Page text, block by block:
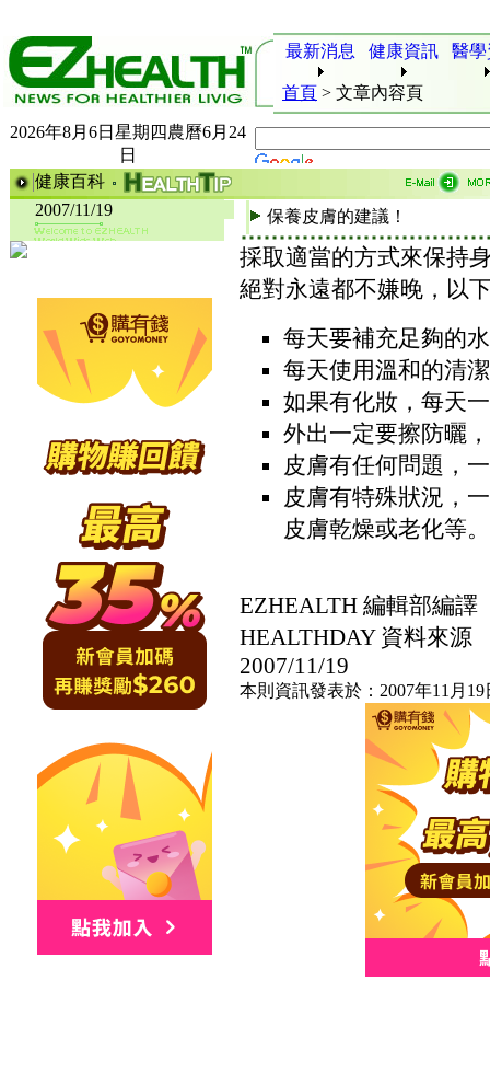
最新消息 健康資訊 醫
首頁 > 文章內容頁
2026年8月6日星期四農曆6月24
日
健康百科
2007/11/19
保養皮膚的建議！
採取適當的方式來保持
絕對永遠都不嫌晚，以
每天要補充足夠的
每天使用溫和的清
如果有化妝，每天
外出一定要擦防曬
皮膚有任何問題，
皮膚有特殊狀況，
皮膚乾燥或老化等。
EZHEALTH 編輯部編譯
HEALTHDAY 資料來源
2007/11/19
本則資訊發表於：2007年11月19